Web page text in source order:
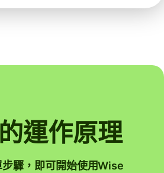
運作原理
步驟，即可開始使用Wise